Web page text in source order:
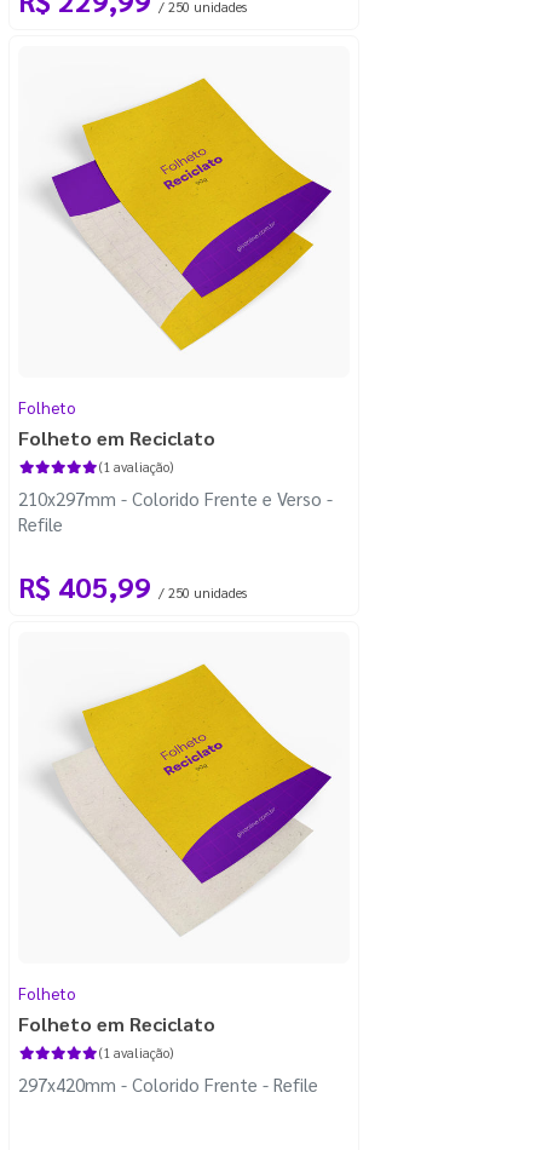
/ 250 unidades
Folheto
Folheto em Reciclato
(1 avaliação)
210x297mm - Colorido Frente e Verso -
Refile
R$ 405,99 / 250 unidades
Folheto
Folheto em Reciclato
(1 avaliação)
297x420mm - Colorido Frente - Refile